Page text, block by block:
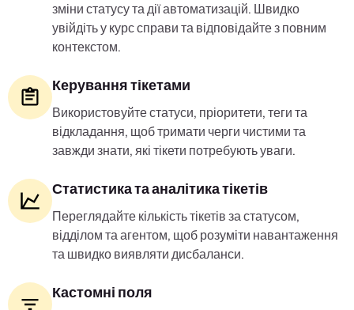
зміни статусу та дії автоматизацій. Швидко
увійдіть у курс справи та відповідайте з повним
контекстом.
Керування тікетами
Використовуйте статуси, пріоритети, теги та
відкладання, щоб тримати черги чистими та
завжди знати, які тікети потребують уваги.
Статистика та аналітика тікетів
Переглядайте кількість тікетів за статусом,
відділом та агентом, щоб розуміти навантаження
та швидко виявляти дисбаланси.
Кастомні поля